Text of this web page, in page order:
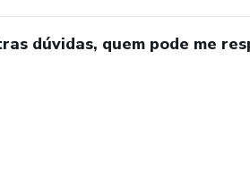
dúvidas, quem pode me